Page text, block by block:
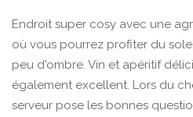
Endroit super cosy avec une
où vous pourrez profiter du
peu d'ombre. Vin et apéritif
également excellent. Lors du
serveur pose les bonnes